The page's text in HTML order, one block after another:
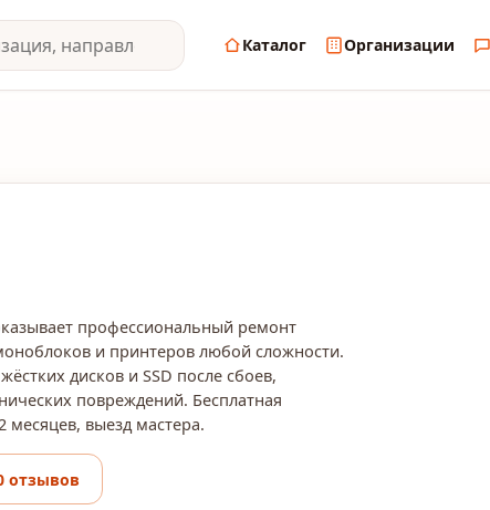
Каталог Организации
профессиональный ремонт
и принтеров любой сложности.
дисков и SSD после сбоев,
повреждений. Бесплатная
месяцев, выезд мастера.
отзывов